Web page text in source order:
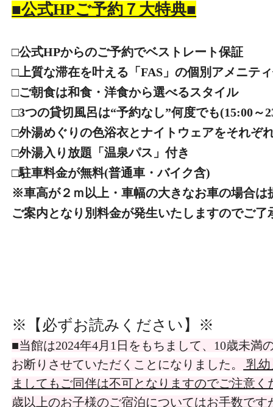
■公式HPご予約７大特典■
□公式HPからのご予約でベストレート保証
□上質な滞在を叶える「FAS」の個別アメニテ
□ご朝食は和食・洋食から選べるスタイル
□3つの貸切風呂は“予約なし”何度でも(15:00～
□外湯めぐりの色浴衣とナイトウェアをそれぞ
□外湯入り放題「温泉パス」付き
□駐車料金が無料(普通車・バイク含)
※車高が２ｍ以上・車幅の大きなお車の場合は
ご案内となり別料金が発生いたしますのでご了
※【必ずお読みください】 ※
■当館は2024年4月1日をもちまして、10歳未満
お断りさせていただくことになりました。
乳幼
ましてもご同伴は不可となりますのでご注意く
歳以上のお子様のご宿泊についてはお手数です